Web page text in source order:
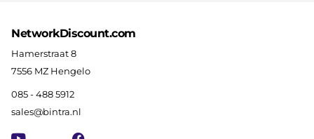
NetworkDiscount.com
Hamerstraat 8
7556 MZ Hengelo
085 - 488 5912
sales@bintra.nl